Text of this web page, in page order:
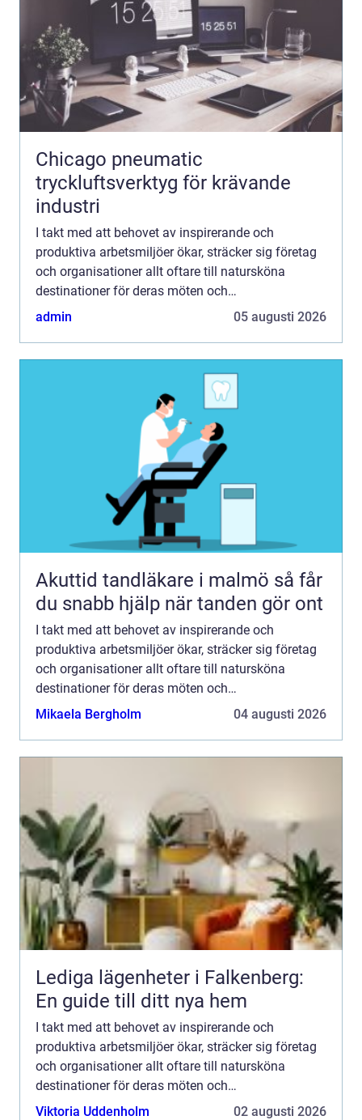
Chicago pneumatic
tryckluftsverktyg för krävande
industri
I takt med att behovet av inspirerande och
produktiva arbetsmiljöer ökar, sträcker sig företag
och organisationer allt oftare till natursköna
destinationer för deras möten och
sammankomster. Konferens i Dalarna har ...
admin 05 augusti 2026
Akuttid tandläkare i malmö så får
du snabb hjälp när tanden gör ont
I takt med att behovet av inspirerande och
produktiva arbetsmiljöer ökar, sträcker sig företag
och organisationer allt oftare till natursköna
destinationer för deras möten och
sammankomster. Konferens i Dalarna har ...
Mikaela Bergholm 04 augusti 2026
Lediga lägenheter i Falkenberg:
En guide till ditt nya hem
I takt med att behovet av inspirerande och
produktiva arbetsmiljöer ökar, sträcker sig företag
och organisationer allt oftare till natursköna
destinationer för deras möten och
sammankomster. Konferens i Dalarna har ...
Viktoria Uddenholm 02 augusti 2026